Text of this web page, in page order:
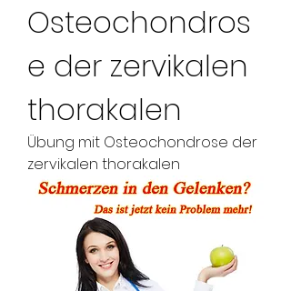
Osteochondros
e der zervikalen
thorakalen
Übung mit Osteochondrose der
zervikalen thorakalen